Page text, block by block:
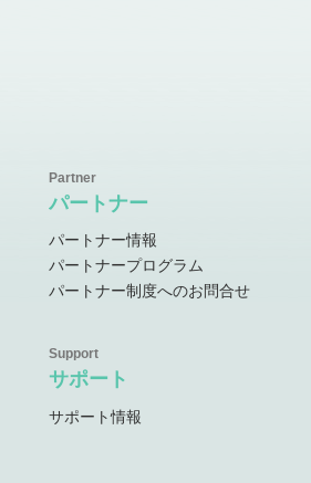
パートナー
パートナー情報
パートナープログラム
パートナー制度へのお問合せ
サポート
サポート情報